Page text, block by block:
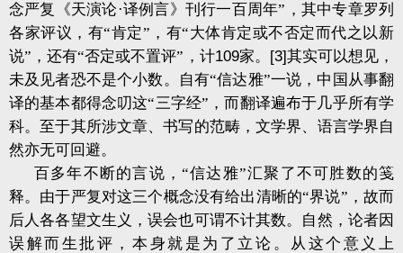
念严复《天演论·译例言》刊行一百周年”，其中专章罗列
各家评议，有“肯定”，有“大体肯定或不否定而代之以新
说”，还有“否定或不置评”，计109家。 [3]其实可以想见，
未及见者恐不是个小数。自有“信达雅”一说，中国从事翻
译的基本都得念叨这“三字经”，而翻译遍布于几乎所有学
科。至于其所涉文章、书写的范畴，文学界、语言学界自
然亦无可回避。
百多年不断的言说，“信达雅”汇聚了不可胜数的笺
释。由于严复对这三个概念没有给出清晰的“界说”，故而
后人各各望文生义，误会也可谓不计其数。自然，论者因
误解而生批评，本身就是为了立论。从这个意义上